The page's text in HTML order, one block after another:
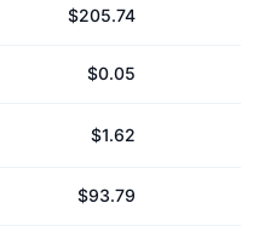
$205.74
$0.05
$1.62
$93.79